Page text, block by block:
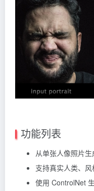
功能列表
从单张人像照片生
支持真实人类、风
使用 ControlNet